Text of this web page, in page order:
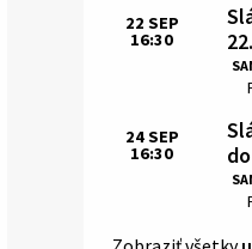
Čas:
22 SEP
16:30
Čas:
24SEP
16:30